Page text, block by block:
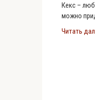
Кекс –
можно
Читать